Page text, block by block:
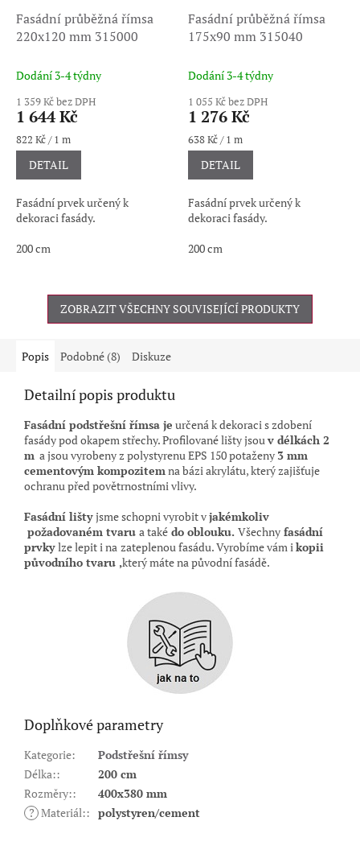
Fasádní průběžná římsa
220x120 mm 315000
Dodání 3-4 týdny
1 359 Kč bez DPH
1 644 Kč
Měrná
cena:
822 Kč / 1 m
DETAIL
Fasádní prvek určený k
dekoraci fasády.
200 cm
Fasádní průběžná římsa
175x90 mm 315040
Dodání 3-4 týdny
1 055 Kč bez DPH
1 276 Kč
Měrná
cena:
638 Kč / 1 m
DETAIL
Fasádní prvek určený k
dekoraci fasády.
200 cm
ZOBRAZIT VŠECHNY SOUVISEJÍCÍ PRODUKTY
Popis Podobné (8) Diskuze
Detailní popis produktu
Fasádní podstřešní římsa je určená k dekoraci s zdobení
fasády pod okapem střechy. Profilované lišty jsouv délkách 2
m a jsou vyrobeny z polystyrenu EPS 150 potaženy 3 mm
cementovým kompozitemna bázi akrylátu, který zajišťuje
ochranu před povětrnostními vlivy.
Fasádní lištyjsme schopni vyrobit vjakémkoliv
požadovaném tvaru a také do oblouku. Všechny fasádní
prvky lze lepit i na zateplenou fasádu. Vyrobíme vám ikopii
původního tvaru ,který máte na původnífasádě.
Doplňkové parametry
Kategorie:
Podstřešní římsy
Délka::
200 cm
Rozměry::
400x380 mm
? Materiál:: polystyren/cement